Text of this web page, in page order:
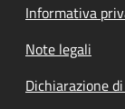
Informativa
Note legali
Dichiarazione